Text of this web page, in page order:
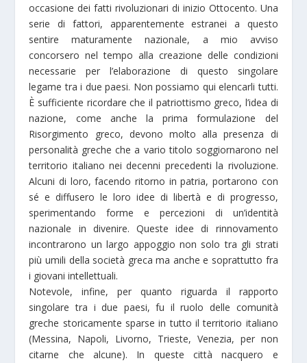
occasione dei fatti rivoluzionari di inizio Ottocento. Una
serie di fattori, apparentemente estranei a questo
sentire maturamente nazionale, a mio avviso
concorsero nel tempo alla creazione delle condizioni
necessarie per l’elaborazione di questo singolare
legame tra i due paesi. Non possiamo qui elencarli tutti.
È sufficiente ricordare che il patriottismo greco, l’idea di
nazione, come anche la prima formulazione del
Risorgimento greco, devono molto alla presenza di
personalità greche che a vario titolo soggiornarono nel
territorio italiano nei decenni precedenti la rivoluzione.
Alcuni di loro, facendo ritorno in patria, portarono con
sé e diffusero le loro idee di libertà e di progresso,
sperimentando forme e percezioni di un’identità
nazionale in divenire. Queste idee di rinnovamento
incontrarono un largo appoggio non solo tra gli strati
più umili della società greca ma anche e soprattutto fra
i giovani intellettuali.
Notevole, infine, per quanto riguarda il rapporto
singolare tra i due paesi, fu il ruolo delle comunità
greche storicamente sparse in tutto il territorio italiano
(Messina, Napoli, Livorno, Trieste, Venezia, per non
citarne che alcune). In queste città nacquero e